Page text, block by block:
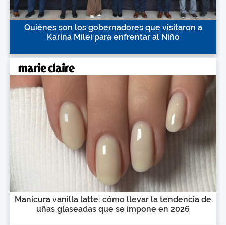
Quiénes son los gobernadores que visitaron a
Karina Milei para enfrentar al Niño
Manicura vanilla latte: cómo llevar la tendencia de
uñas glaseadas que se impone en 2026